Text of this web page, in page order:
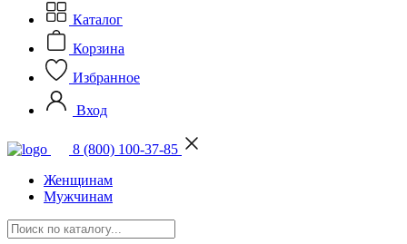
Каталог
Корзина
Избранное
Вход
8 (800) 100-37-85
Женщинам
Мужчинам